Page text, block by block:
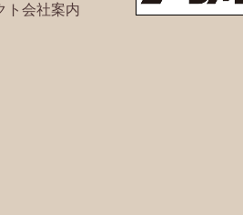
ト会社案内